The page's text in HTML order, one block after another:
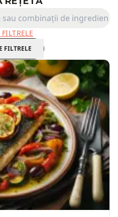
și paste aromate,
îți oferă o varietate
și pline de culoare.
de vacanță în farfuria
FILTRELE